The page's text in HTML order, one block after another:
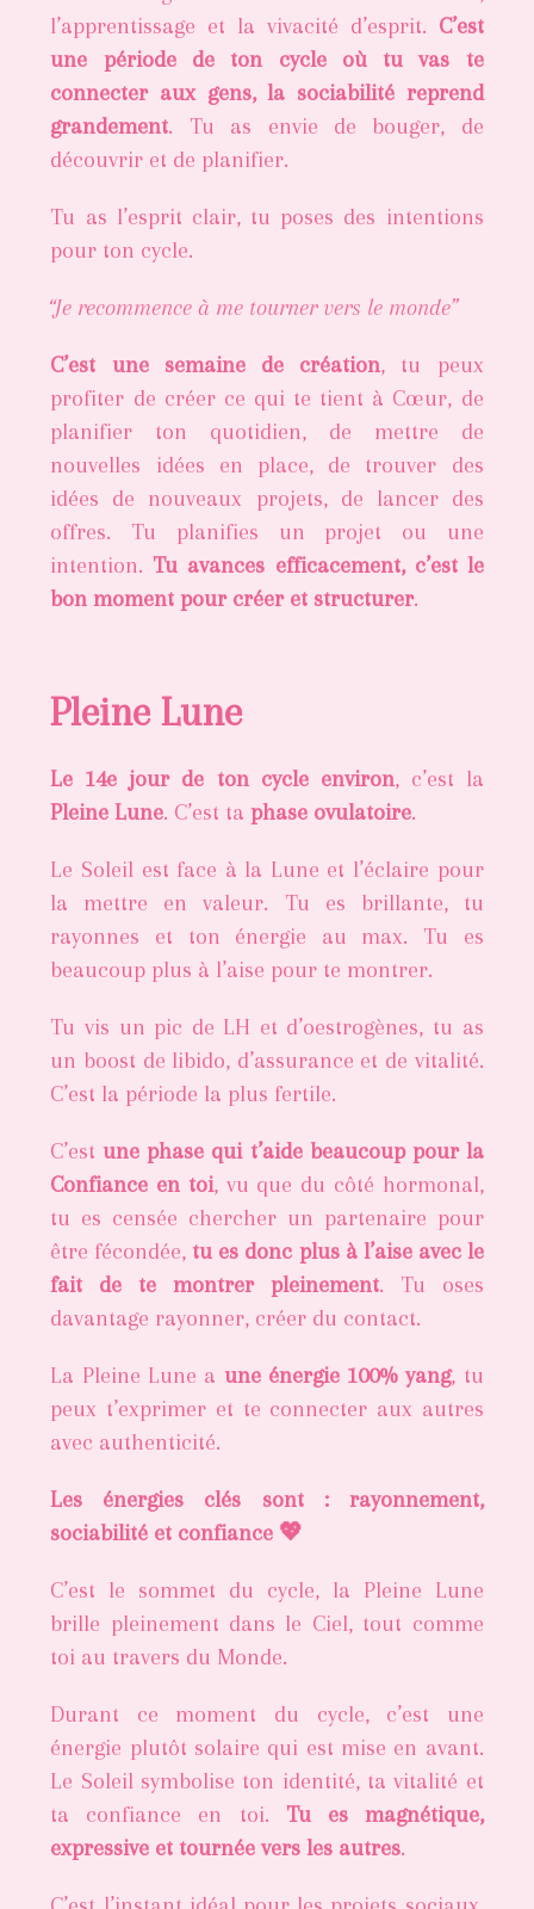
l’apprentissage et la vivacité d’esprit. C’est
une période de ton cycle où tu vas te
connecter aux gens, la sociabilité reprend
grandement. Tu as envie de bouger, de
découvrir et de planifier.
Tu as l’esprit clair, tu poses des intentions
pour ton cycle.
“Je recommence à me tourner vers le monde”
C’est une semaine de création, tu peux
profiter de créer ce qui te tient à Cœur, de
planifier ton quotidien, de mettre de
nouvelles idées en place, de trouver des
idées de nouveaux projets, de lancer des
offres. Tu planifies un projet ou une
intention.Tu avances efficacement, c’est le
bon moment pour créer et structurer.
Pleine Lune
Le 14e jour de ton cycle environ, c’est la
Pleine Lune. C’est taphase ovulatoire.
Le Soleil est face à la Lune et l’éclaire pour
la mettre en valeur. Tu es brillante, tu
rayonnes et ton énergie au max. Tu es
beaucoup plus à l’aise pour te montrer.
Tu vis un pic de LH et d’oestrogènes, tu as
un boost de libido, d’assurance et de vitalité.
C’est la période la plus fertile.
C’estune phase qui t’aide beaucoup pour la
Confiance en toi, vu que du côté hormonal,
tu es censée chercher un partenaire pour
être fécondée,tu es donc plus à l’aise avec le
fait de te montrer pleinement. Tu oses
davantage rayonner, créer du contact.
La Pleine Lune a une énergie 100% yang, tu
peux t’exprimer et te connecter aux autres
avec authenticité.
Les énergies clés sont : rayonnement,
sociabilité et confiance 💖
C’est le sommet du cycle, la Pleine Lune
brille pleinement dans le Ciel, tout comme
toi au travers du Monde.
Durant ce moment du cycle, c’est une
énergie plutôt solaire qui est mise en avant.
Le Soleil symbolise ton identité, ta vitalité et
ta confiance en toi. Tu es magnétique,
expressive et tournée vers les autres.